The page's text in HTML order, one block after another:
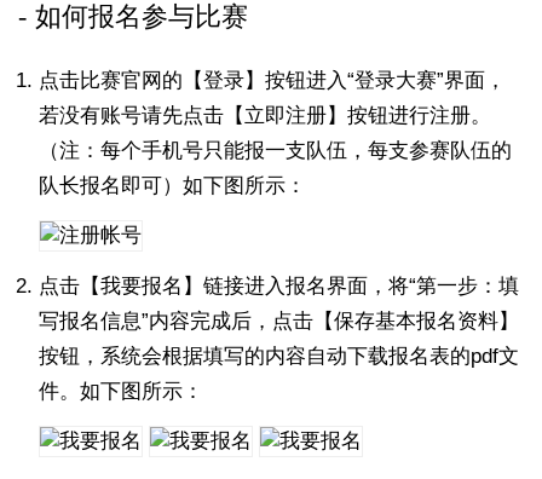
如何报名参与比赛
点击比赛官网的【登录】按钮进入“登录大赛”界面，
若没有账号请先点击【立即注册】按钮进行注册。
（注：每个手机号只能报一支队伍，每支参赛队伍的
队长报名即可）如下图所示：
点击【我要报名】链接进入报名界面，将“第一步：填
写报名信息”内容完成后，点击【保存基本报名资料】
按钮，系统会根据填写的内容自动下载报名表的pdf文
件。如下图所示：